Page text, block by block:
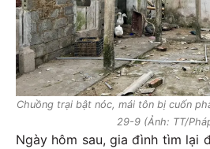
Chuồng trại bật nóc, mái tôn bị cuốn
29-9 (Ảnh: TT/
Ngày hôm sau, gia đình tìm lại